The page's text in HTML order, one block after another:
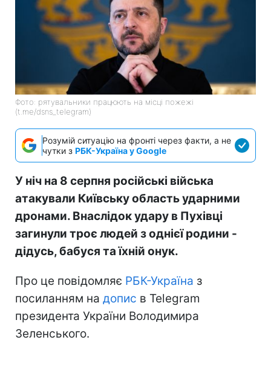
Фото: рятувальники працюють на місці пожежі
(t.me/dsns_telegram)
Розумій ситуацію на фронті через факти, а не
чутки з РБК-Україна у Google
У ніч на 8 серпня російські війська
атакували Київську область ударними
дронами. Внаслідок удару в Пухівці
загинули троє людей з однієї родини -
дідусь, бабуся та їхній онук.
Про це повідомляє РБК-Україна з
посиланням на допис в Telegram
президента України Володимира
Зеленського.